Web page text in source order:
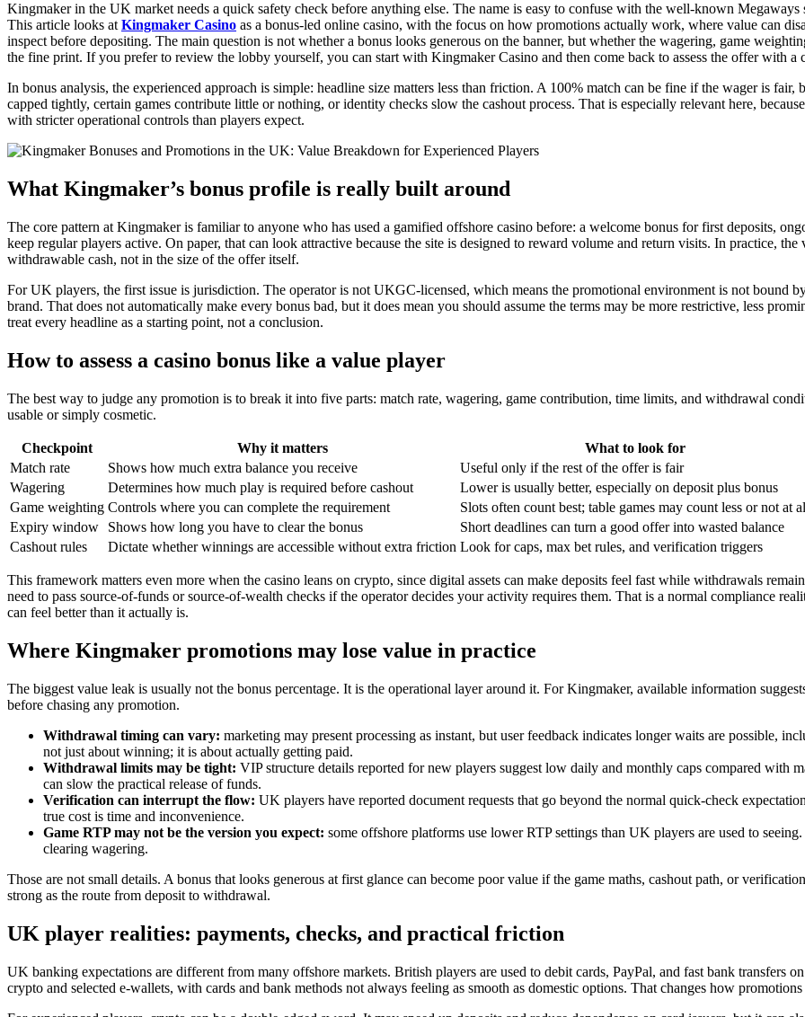
Kingmaker in the UK market needs a quick safety check before anything else. The name is easy to confuse with the well-known Megaways
This article looks atKingmaker Casino as a bonus-led online casino, with the focus on how promotions actually work, where value can
inspect before depositing. The main question is not whether a bonus looks generous on the banner, but whether the wagering, game
the fine print. If you prefer to review the lobby yourself, you can start with Kingmaker Casino and then come back to assess the offer with a
In bonus analysis, the experienced approach is simple: headline size matters less than friction. A 100% match can be fine if the wager is
capped tightly, certain games contribute little or nothing, or identity checks slow the cashout process. That is especially relevant here,
with stricter operational controls than players expect.
What Kingmaker’s bonus profile is really built around
The core pattern at Kingmaker is familiar to anyone who has used a gamified offshore casino before: a welcome bonus for first deposits,
keep regular players active. On paper, that can look attractive because the site is designed to reward volume and return visits. In practice,
withdrawable cash, not in the size of the offer itself.
For UK players, the first issue is jurisdiction. The operator is not UKGC-licensed, which means the promotional environment is not bound
brand. That does not automatically make every bonus bad, but it does mean you should assume the terms may be more restrictive, less
treat every headline as a starting point, not a conclusion.
How to assess a casino bonus like a value player
The best way to judge any promotion is to break it into five parts: match rate, wagering, game contribution, time limits, and withdrawal
usable or simply cosmetic.
Checkpoint Why it matters
What to look for
Match rate
Shows how much extra balance you receive
Useful only if the rest of the offer is fair
Wagering
Determines how much play is required before cashout
Lower is usually better, especially on deposit plus bonus
Game weighting Controls where you can complete the requirement
Slots often count best; table games may count less or not at
Expiry window
Shows how long you have to clear the bonus
Short deadlines can turn a good offer into wasted balance
Cashout rules
Dictate whether winnings are accessible without extra friction Look for caps, max bet rules, and verification triggers
This framework matters even more when the casino leans on crypto, since digital assets can make deposits feel fast while withdrawals
need to pass source-of-funds or source-of-wealth checks if the operator decides your activity requires them. That is a normal compliance
can feel better than it actually is.
Where Kingmaker promotions may lose value in practice
The biggest value leak is usually not the bonus percentage. It is the operational layer around it. For Kingmaker, available information
before chasing any promotion.
Withdrawal timing can vary: marketing may present processing as instant, but user feedback indicates longer waits are possible,
not just about winning; it is about actually getting paid.
Withdrawal limits may be tight: VIP structure details reported for new players suggest low daily and monthly caps compared with
can slow the practical release of funds.
Verification can interrupt the flow: UK players have reported document requests that go beyond the normal quick-check
true cost is time and inconvenience.
Game RTP may not be the version you expect: some offshore platforms use lower RTP settings than UK players are used to
clearing wagering.
Those are not small details. A bonus that looks generous at first glance can become poor value if the game maths, cashout path, or
strong as the route from deposit to withdrawal.
UK player realities: payments, checks, and practical friction
UK banking expectations are different from many offshore markets. British players are used to debit cards, PayPal, and fast bank transfers
crypto and selected e-wallets, with cards and bank methods not always feeling as smooth as domestic options. That changes how